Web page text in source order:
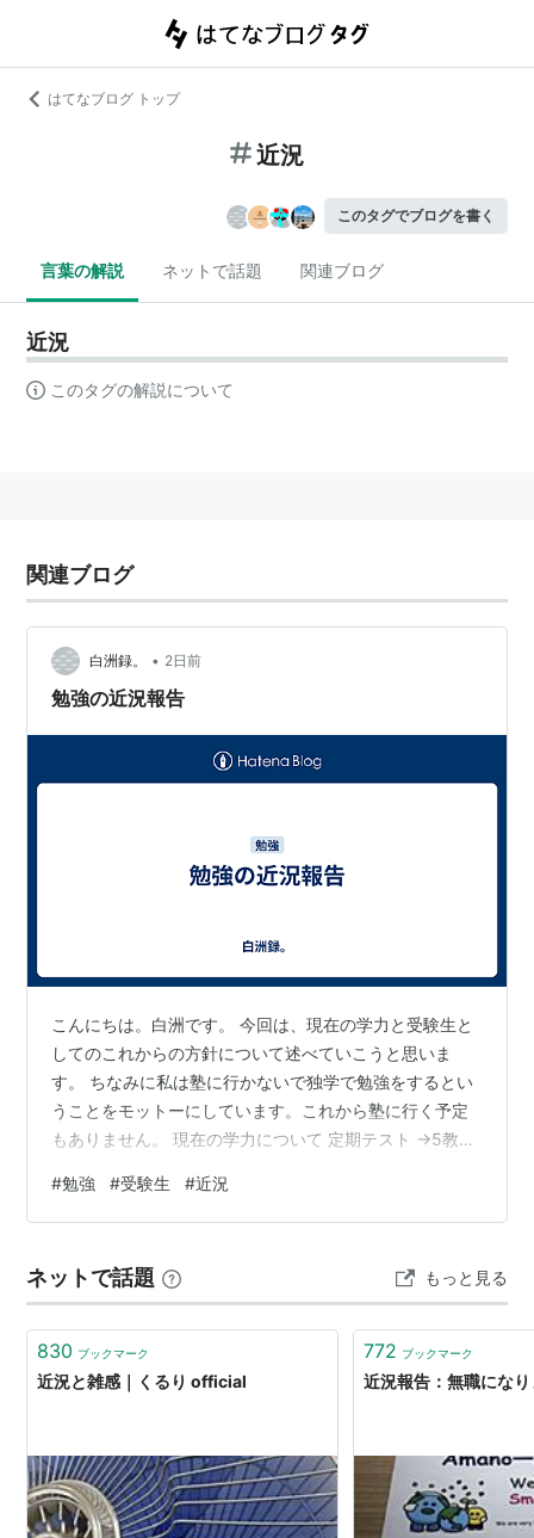
はてなブログ トップ
近況
このタグでブログを書く
言葉の解説 ネットで話題 関連ブログ
近況
このタグの解説について
関連ブログ
白洲録。 • 2日前
勉強の近況報告
こんにちは。白洲です。 今回は、現在の学力と受験生と
してのこれからの方針について述べていこうと思いま
す。 ちなみに私は塾に行かないで独学で勉強をするとい
うことをモットーにしています。これから塾に行く予定
もありません。 現在の学力について 定期テスト →5教科
数、英100点経験あり、数理学年1位経験あり（同率1位で
はない） 実力テスト →3教科偏差値71、5教科偏差値
科、5教科ともに偏差値71 早慶、GMARCH附属B判定 検
定 →数検2級、英検及び漢検準2級 数検は準1級受験…
#勉強 #受験生 #近況
ネットで話題 もっと見る
830 ブックマーク
近況と雑感｜くるり official
772 ブックマーク
近況報告：無職にな